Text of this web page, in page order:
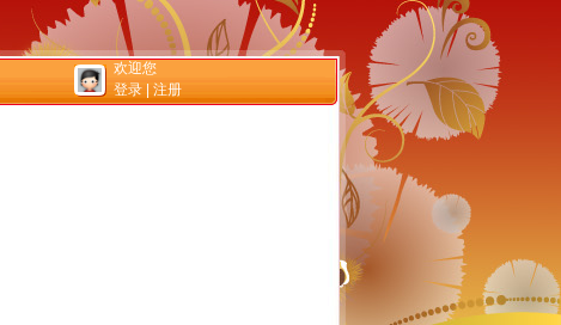
欢迎您
登录
注册